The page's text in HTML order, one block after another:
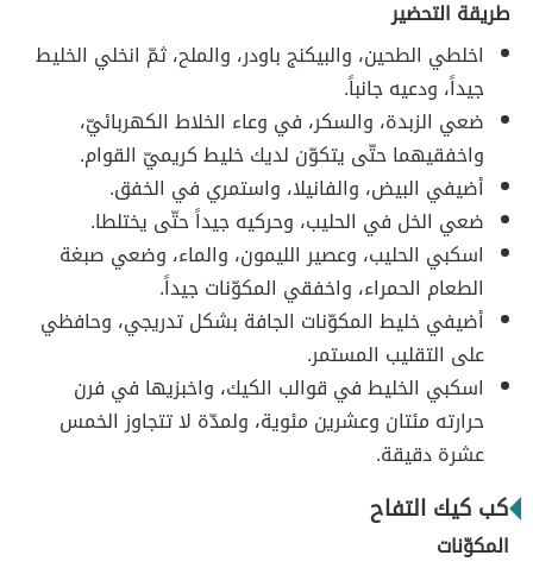
طريقة التحضير
اخلطي الطحين، والبيكنج باودر، والملح، ثمّ انخلي الخليط
جيداً، ودعيه جانباً.
ضعي الزبدة، والسكر، في وعاء الخلاط الكهربائيّ،
واخفقيهما حتّى يتكوّن لديك خليط كريميّ القوام.
أضيفي البيض، والفانيلا، واستمري في الخفق.
ضعي الخل في الحليب، وحركيه جيداً حتّى يختلطا.
اسكبي الحليب، وعصير الليمون، والماء، وضعي صبغة
الطعام الحمراء، واخفقي المكوّنات جيداً.
أضيفي خليط المكوّنات الجافة بشكل تدريجي، وحافظي
على التقليب المستمر.
اسكبي الخليط في قوالب الكيك، واخبزيها في فرن
حرارته مئتان وعشرين مئوية، ولمدّة لا تتجاوز الخمس
عشرة دقيقة.
كب كيك التفاح
المكوّنات